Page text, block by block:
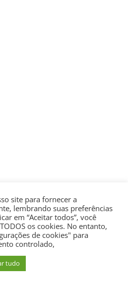
site para fornecer a
lembrando suas preferências
em “Aceitar todos”, você
os cookies. No entanto,
de cookies" para
controlado,
tudo